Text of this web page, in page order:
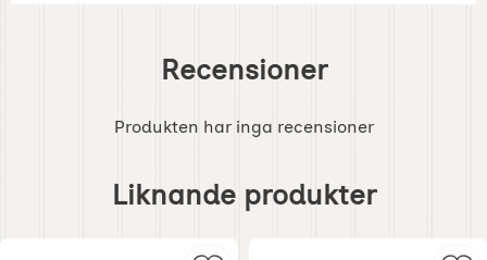
Recensioner
Produkten har inga recensioner
Liknande produkter